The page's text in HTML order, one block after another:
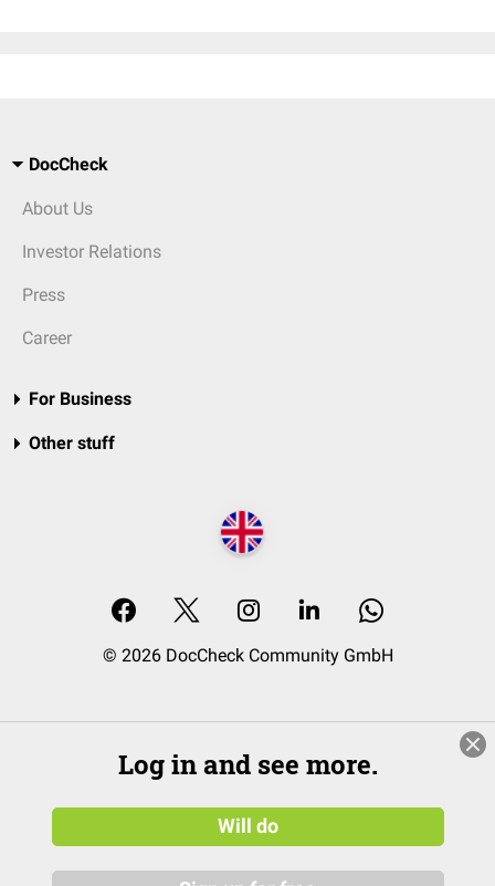
DocCheck
About Us
Investor Relations
Press
Career
For Business
Other stuff
© 2026 DocCheck Community GmbH
Log in and see more.
Will do